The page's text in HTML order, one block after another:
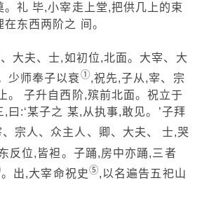
。礼 毕,小宰走上堂,把供几上的束
东西两阶之 间。
大夫、士,如初位,北面。大宰、大
少师奉子以衰 ①,祝先,子从,宰、宗
。 子升自西阶,殡前北面。祝立于
曰:‘某子之 某,从执事,敢见。’子拜
宗人、众主人、卿、大夫、 士,哭
反位,皆袒。子踊,房中亦踊,三者
。出,大宰命祝史⑤,以名遍告五祀山